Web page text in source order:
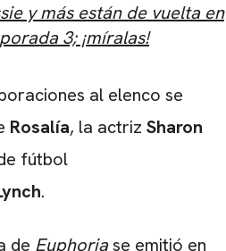
y más están de vuelta en
3; ¡míralas!
al elenco se
Rosalía, la actriz Sharon
fútbol
.
de Euphoriase emitió en